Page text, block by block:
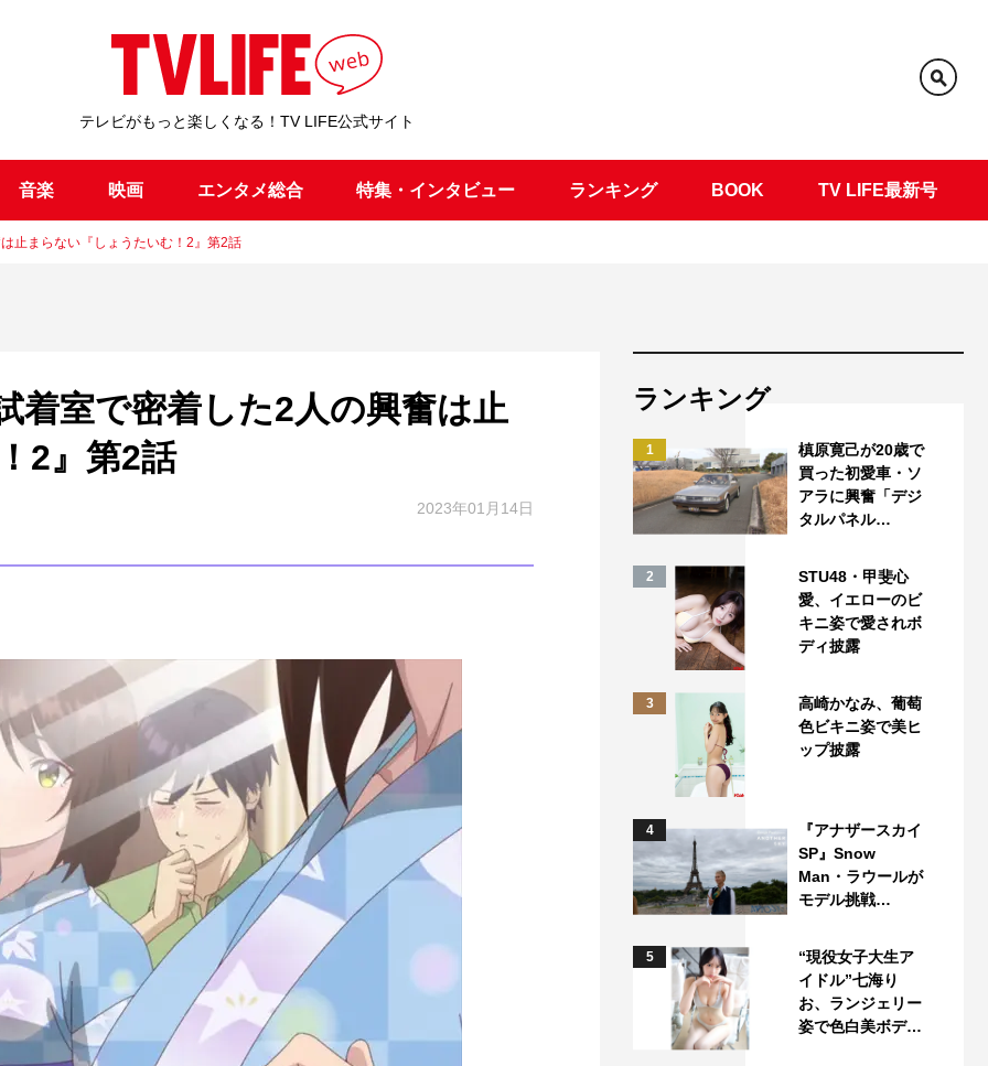
テレビがもっと楽しくなる！TV LIFE公式サイト
音楽 映画 エンタメ総合 特集・インタビュー ランキング BOOK TV LIFE最新号
止まらない『しょうたいむ！2』第2話
室で密着した2人の興奮は止
2』第2話
2023年01月14日
ランキング
1
槙原寛己が20歳で
買った初愛車・ソ
アラに興奮「デジ
タルパネル…
2
STU48・甲斐心
愛、イエローのビ
キニ姿で愛されボ
ディ披露
3
高崎かなみ、葡萄
色ビキニ姿で美ヒ
ップ披露
4
『アナザースカイ
SP』Snow
Man・ラウールが
モデル挑戦…
5
“現役女子大生ア
イドル”七海り
お、ランジェリー
姿で色白美ボデ…